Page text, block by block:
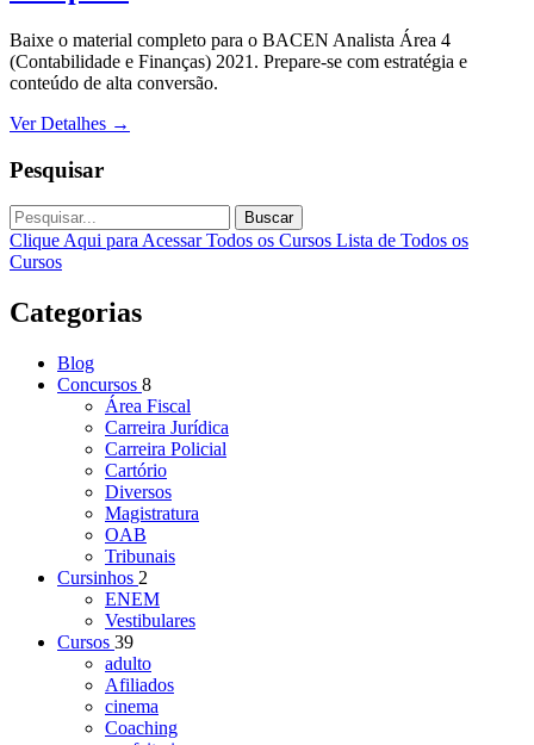
Baixe o material completo para o BACEN Analista Área 4
(Contabilidade e Finanças) 2021. Prepare-se com estratégia e
conteúdo de alta conversão.
Ver Detalhes →
Pesquisar
Buscar
Clique Aqui para Acessar Todos os Cursos Lista de Todos os
Cursos
Categorias
Blog
Concursos 8
Área Fiscal
Carreira Jurídica
Carreira Policial
Cartório
Diversos
Magistratura
OAB
Tribunais
Cursinhos 2
ENEM
Vestibulares
Cursos 39
adulto
Afiliados
cinema
Coaching